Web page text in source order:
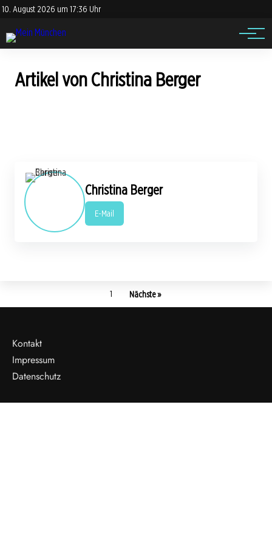
10. August 2026 um 17:36 Uhr
Impressum
Jobs
Events
Artikel von Christina Berger
Christina Berger
E-Mail
1 Nächste »
Kontakt
Impressum
Datenschutz